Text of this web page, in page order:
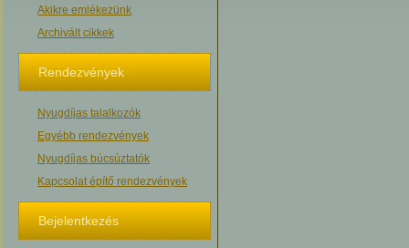
Akikre emlékezünk
Archivált cikkek
Rendezvények
Nyugdíjas talalkozók
Egyébb rendezvények
Nyugdíjas búcsúztatók
Kapcsolat építő rendezvények
Bejelentkezés